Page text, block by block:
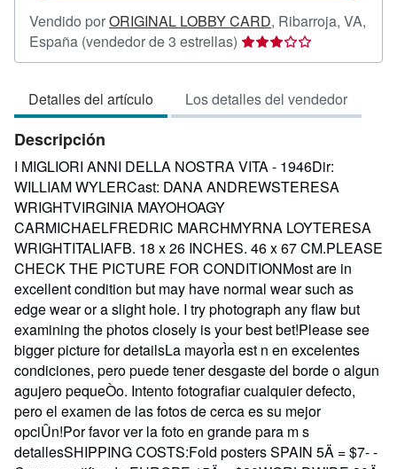
Vendido porORIGINAL LOBBY CARD, Ribarroja, VA,
España (vendedor de 3 estrellas) Calificación
del
3
de
estrellas
Detalles del artículo Los detalles del vendedor
Descripción
I MIGLIORI ANNI DELLA NOSTRA VITA - 1946Dir:
WILLIAM WYLERCast: DANA ANDREWSTERESA
WRIGHTVIRGINIA MAYOHOAGY
CARMICHAELFREDRIC MARCHMYRNA LOYTERESA
WRIGHTITALIAFB. 18 x 26 INCHES. 46 x 67 CM.PLEASE
CHECK THE PICTURE FOR CONDITIONMost are in
excellent condition but may have normal wear such as
edge wear or a slight hole. I try photograph any flaw but
examining the photos closely is your best bet!Please see
bigger picture for detailsLa mayorÌa est n en excelentes
condiciones, pero puede tener desgaste del borde o algun
agujero pequeÒo. Intento fotografiar cualquier defecto,
pero el examen de las fotos de cerca es su mejor
opciÛn!Por favor ver la foto en grande para m s
detallesSHIPPING COSTS:Fold posters SPAIN 5Ä = $7- -